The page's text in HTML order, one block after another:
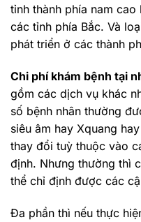
tỉnh thành phía nam
các tỉnh phía Bắc. Và
phát triển ở các thành
Chi phí khám bệnh tại
gồm các dịch vụ khác
số bệnh nhân thường
siêu âm hay Xquang
thay đổi tuỳ thuộc vào
định. Nhưng thường thì
thể chỉ định được các
Đa phần thì nếu thực